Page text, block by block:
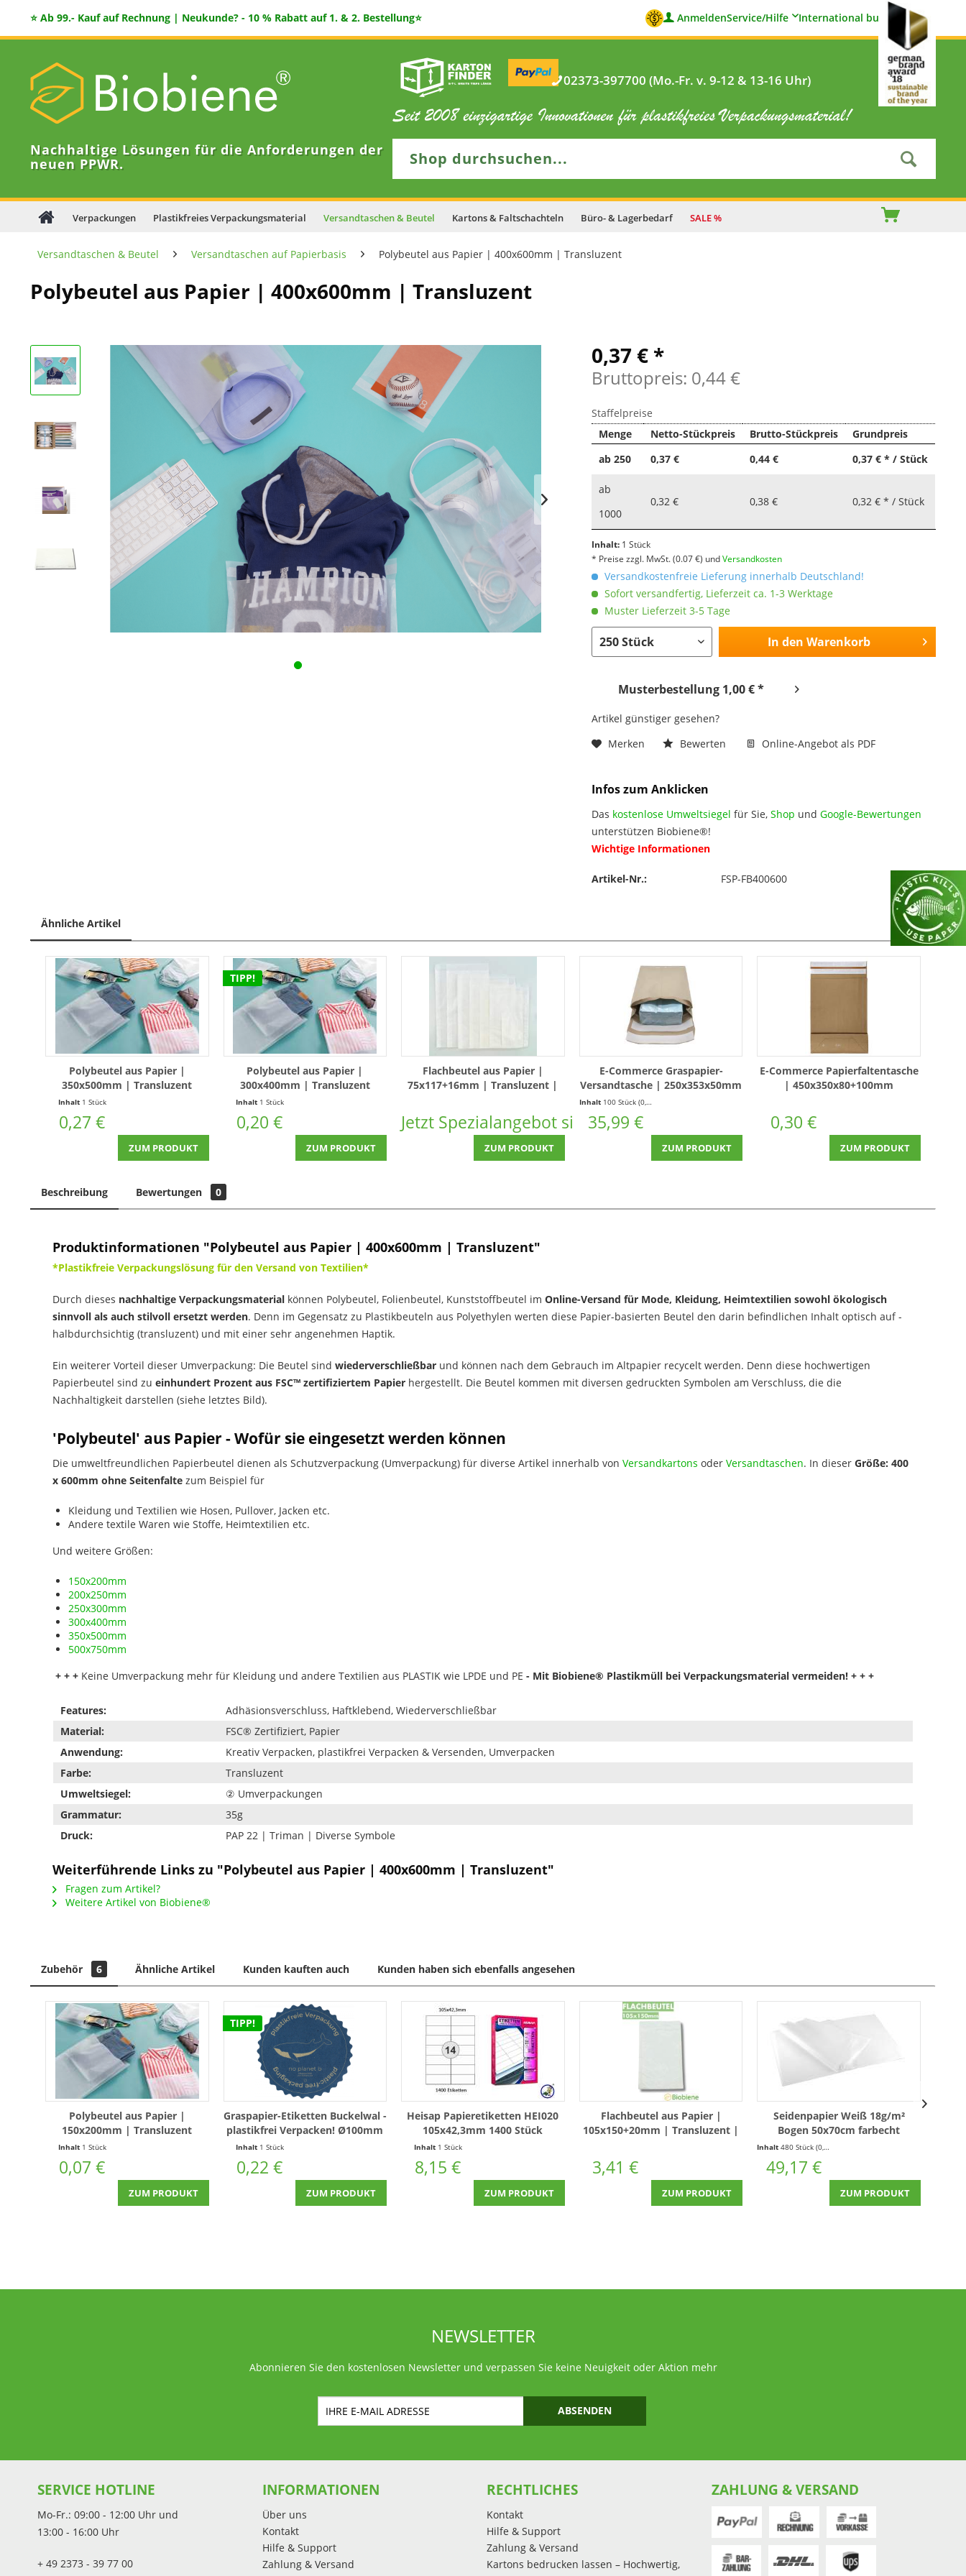
⭐ Ab 99.- Kauf auf Rechnung | Neukunde? - 10 % Rabatt auf 1. & 2. Bestellung⭐ AnmeldenService/Hilfe International buyers
Nachhaltige Lösungen für die Anforderungen der
neuen PPWR.
02373-397700 (Mo.-Fr. v. 9-12 & 13-16 Uhr)
Verpackungen Plastikfreies Verpackungsmaterial Versandtaschen & Beutel Kartons & Faltschachteln Büro- & Lagerbedarf SALE %
Versandtaschen & Beutel Versandtaschen auf Papierbasis Polybeutel aus Papier | 400x600mm | Transluzent
Polybeutel aus Papier | 400x600mm | Transluzent
0,37 € *
Bruttopreis: 0,44 €
Staffelpreise
Menge
Netto-Stückpreis Brutto-Stückpreis
Grundpreis
ab250 0,37 € 0,44 € 0,37 € * / Stück
ab
1000
0,32 € 0,38 € 0,32 € * / Stück
Inhalt: 1 Stück
* Preise zzgl. MwSt.(0.07 €) undVersandkosten
Versandkostenfreie Lieferung innerhalb Deutschland!
Sofort versandfertig, Lieferzeit ca. 1-3 Werktage
Muster Lieferzeit 3-5 Tage
In den Warenkorb
Musterbestellung 1,00 € *
Artikel günstiger gesehen?
Merken
Bewerten Online-Angebot als PDF
Infos zum Anklicken
Das kostenlose Umweltsiegel für Sie,Shop undGoogle-Bewertungen
unterstützen Biobiene®!
Wichtige Informationen
Artikel-Nr.: FSP-FB400600
Ähnliche Artikel
Polybeutel aus Papier |
350x500mm | Transluzent
Inhalt 1 Stück
0,27 €
ZUM PRODUKT
TIPP!
Polybeutel aus Papier |
300x400mm | Transluzent
Inhalt 1 Stück
0,20 €
ZUM PRODUKT
Flachbeutel aus Papier |
75x117+16mm | Transluzent |
Jetzt Spezialangebot sichern!
ZUM PRODUKT
E-Commerce Graspapier-
Versandtasche | 250x353x50mm
| 100 Stück
Inhalt 100 Stück (0,36 € * / 1 Stück)
35,99 €
ZUM PRODUKT
E-Commerce Papierfaltentasche
| 450x350x80+100mm
0,30 €
ZUM PRODUKT
Beschreibung Bewertungen 0
Produktinformationen "Polybeutel aus Papier | 400x600mm | Transluzent"
*Plastikfreie Verpackungslösung für den Versand von Textilien*
Durch dieses nachhaltige Verpackungsmaterial können Polybeutel, Folienbeutel, Kunststoffbeutel im Online-Versand für Mode, Kleidung, Heimtextilien sowohl ökologisch
sinnvoll als auch stilvoll ersetzt werden. Denn im Gegensatz zu Plastikbeuteln aus Polyethylen werten diese Papier-basierten Beutel den darin befindlichen Inhalt optisch auf -
halbdurchsichtig (transluzent) und mit einer sehr angenehmen Haptik.
Ein weiterer Vorteil dieser Umverpackung: Die Beutel sind wiederverschließbar und können nach dem Gebrauch im Altpapier recycelt werden. Denn diese hochwertigen
Papierbeutel sind zu einhundert Prozent aus FSC™ zertifiziertem Papier hergestellt. Die Beutel kommen mit diversen gedruckten Symbolen am Verschluss, die die
Nachhaltigkeit darstellen (siehe letztes Bild).
'Polybeutel' aus Papier - Wofür sie eingesetzt werden können
Die umweltfreundlichen Papierbeutel dienen als Schutzverpackung (Umverpackung) für diverse Artikel innerhalb von Versandkartons oder Versandtaschen. In dieser Größe: 400
x 600mm ohne Seitenfalte zum Beispiel für
Kleidung und Textilien wie Hosen, Pullover, Jacken etc.
Andere textile Waren wie Stoffe, Heimtextilien etc.
Und weitere Größen:
150x200mm
200x250mm
250x300mm
300x400mm
350x500mm
500x750mm
+ + + Keine Umverpackung mehr für Kleidung und andere Textilien aus PLASTIK wie LPDE und PE - Mit Biobiene® Plastikmüll bei Verpackungsmaterial vermeiden! + + +
Features:
Adhäsionsverschluss, Haftklebend, Wiederverschließbar
Material:
FSC® Zertifiziert, Papier
Anwendung:
Kreativ Verpacken, plastikfrei Verpacken & Versenden, Umverpacken
Farbe:
Transluzent
Umweltsiegel:
② Umverpackungen
Grammatur:
35g
Druck:
PAP 22 | Triman | Diverse Symbole
Weiterführende Links zu "Polybeutel aus Papier | 400x600mm | Transluzent"
Fragen zum Artikel?
Weitere Artikel von Biobiene®
Zubehör 6 Ähnliche Artikel Kunden kauften auch Kunden haben sich ebenfalls angesehen
Polybeutel aus Papier |
150x200mm | Transluzent
Inhalt 1 Stück
0,07 €
ZUM PRODUKT
TIPP!
Graspapier-Etiketten Buckelwal -
plastikfrei Verpacken! Ø100mm
#no planet b - Weg vom
Plastikmüll ! 1 Stück
Inhalt 1 Stück
0,22 €
ZUM PRODUKT
Heisap Papieretiketten HEI020
105x42,3mm 1400 Stück
Inhalt 1 Stück
8,15 €
ZUM PRODUKT
Flachbeutel aus Papier |
105x150+20mm | Transluzent |
3,41 €
ZUM PRODUKT
Seidenpapier Weiß 18g/m²
Bogen 50x70cm farbecht
nassfest Pckg á 480 Bogen
Inhalt480 Stück(0,10 € * / 1 Stück)
49,17 €
ZUM PRODUKT
NEWSLETTER
Abonnieren Sie den kostenlosen Newsletter und verpassen Sie keine Neuigkeit oder Aktion mehr
ABSENDEN
SERVICE HOTLINE
Mo-Fr.: 09:00 - 12:00 Uhr und
13:00 - 16:00 Uhr
+ 49 2373 - 39 77 00
INFORMATIONEN
Über uns
Kontakt
Hilfe & Support
Zahlung & Versand
RECHTLICHES
Kontakt
Hilfe & Support
Zahlung & Versand
Kartons bedrucken lassen – Hochwertig,
ZAHLUNG & VERSAND